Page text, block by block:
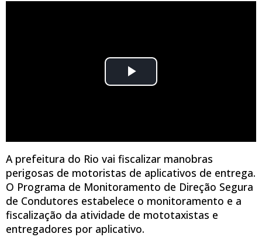
A prefeitura do Rio vai fiscalizar manobras
perigosas de motoristas de aplicativos de entrega.
O Programa de Monitoramento de Direção Segura
de Condutores estabelece o monitoramento e a
fiscalização da atividade de mototaxistas e
entregadores por aplicativo.